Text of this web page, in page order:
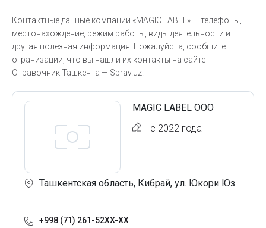
Контактные данные компании «MAGIC LABEL» — телефоны,
местонахождение, режим работы, виды деятельности и
другая полезная информация. Пожалуйста, сообщите
огранизации, что вы нашли их контакты на сайте
Справочник Ташкента — Sprav.uz.
MAGIC LABEL ООО
с 2022 года
Ташкентская область, Кибрай, ул. Юкори Юз
+998 (71) 261-52XX-XX